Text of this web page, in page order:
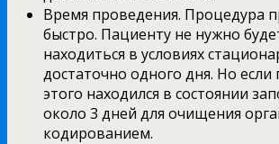
Время проведения. Процедура
быстро. Пациенту не нужно
находиться в условиях
достаточно одного дня. Но если
этого находился в состоянии
около 3 дней для очищения
кодированием.